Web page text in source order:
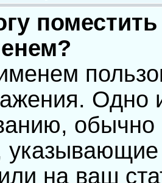
Одно
обычно
на ваш